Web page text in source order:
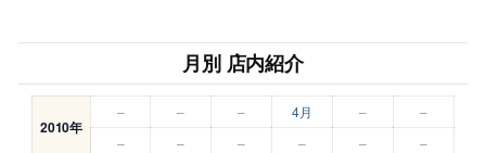
月別 店内紹介
2010年
– – – 4月 –
–
–
– – – – –